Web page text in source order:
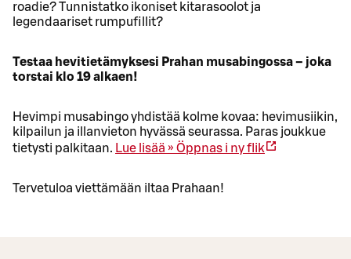
roadie? Tunnistatko ikoniset kitarasoolot ja
legendaariset rumpufillit?
Testaa hevitietämyksesi Prahan musabingossa – joka
torstai klo 19 alkaen!
Hevimpi musabingo yhdistää kolme kovaa: hevimusiikin,
kilpailun ja illanvieton hyvässä seurassa. Paras joukkue
tietysti palkitaan. Lue lisää » Öppnas i ny flik
Tervetuloa viettämään iltaa Prahaan!